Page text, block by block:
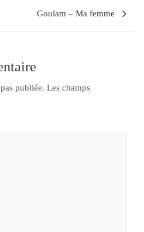
Goulam – Ma femme
publiée. Les champs